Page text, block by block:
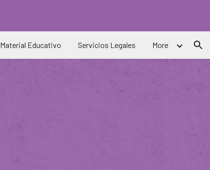
Material Educativo Servicios Legales More